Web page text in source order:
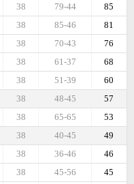
85
79-44
38
81
85-46
38
76
70-43
38
68
61-37
38
60
51-39
38
57
48-45
38
53
65-65
38
49
40-45
38
46
36-46
38
45
45-56
38